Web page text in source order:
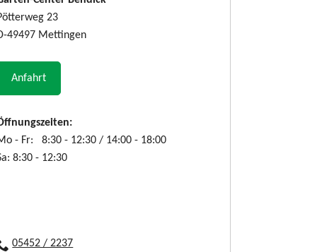
23
49497 Mettingen
Anfahrt
- Fr: 8:30 - 12:30 / 14:00 - 18:00
8:30 - 12:30
05452 / 2237